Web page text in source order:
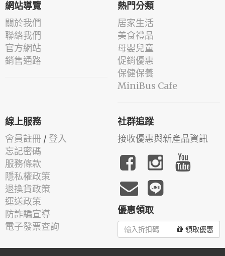
網站導覽
關於我們
聯絡我們
官方網站
銷售通路
熱門分類
居家生活
美食禮品
母嬰兒童
促銷優惠
保健保養
MiniBus Cafe
線上服務
會員註冊 / 登入
忘記密碼
服務條款
隱私權政策
退換貨政策
運送政策
防詐騙宣導
電子發票查詢
社群追蹤
接收優惠與新產品資訊
優惠領取
領取優惠